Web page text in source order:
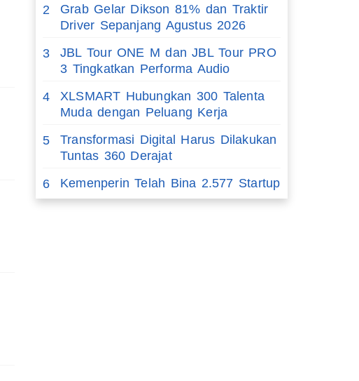
2
Grab Gelar Dikson 81% dan Traktir
Driver Sepanjang Agustus 2026
3
JBL Tour ONE M dan JBL Tour PRO
3 Tingkatkan Performa Audio
4
XLSMART Hubungkan 300 Talenta
Muda dengan Peluang Kerja
5
Transformasi Digital Harus Dilakukan
Tuntas 360 Derajat
6
Kemenperin Telah Bina 2.577 Startup